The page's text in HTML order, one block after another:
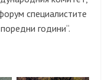
специалистите
години“.